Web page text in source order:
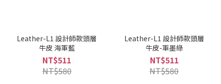
Leather-L1 設計師款頭層
牛皮 海軍藍
NT$511
NT$580
Leather-L1 設計師款頭層
牛皮-軍墨綠
NT$511
NT$580